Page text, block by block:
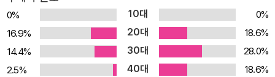
활용이 가능하다. 제가 쓴 『자바 개발자도 쉽고 즐겁게 배우는 테스팅
이야기』가 테스트에 대해서 전반적으로 다룬 책이라면, 이 책은 자바
개발자 분들의 친구가 되어야 하는 JUnit의 바이블이라고 할 수 있습
니다. - NHN 『자바 개발자도 쉽고 즐겁게 배우는 테스팅 이야기』 이
0% 10대
0%
16.9%
20대
18.6%
14.4%
30대
28.0%
2.5%
40대
18.6%